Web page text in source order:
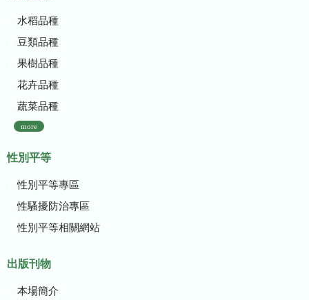
水稻品種
豆類品種
果樹品種
花卉品種
蔬菜品種
more
性別平等
性別平等專區
性騷擾防治專區
性別平等相關網站
出版刊物
本場簡介